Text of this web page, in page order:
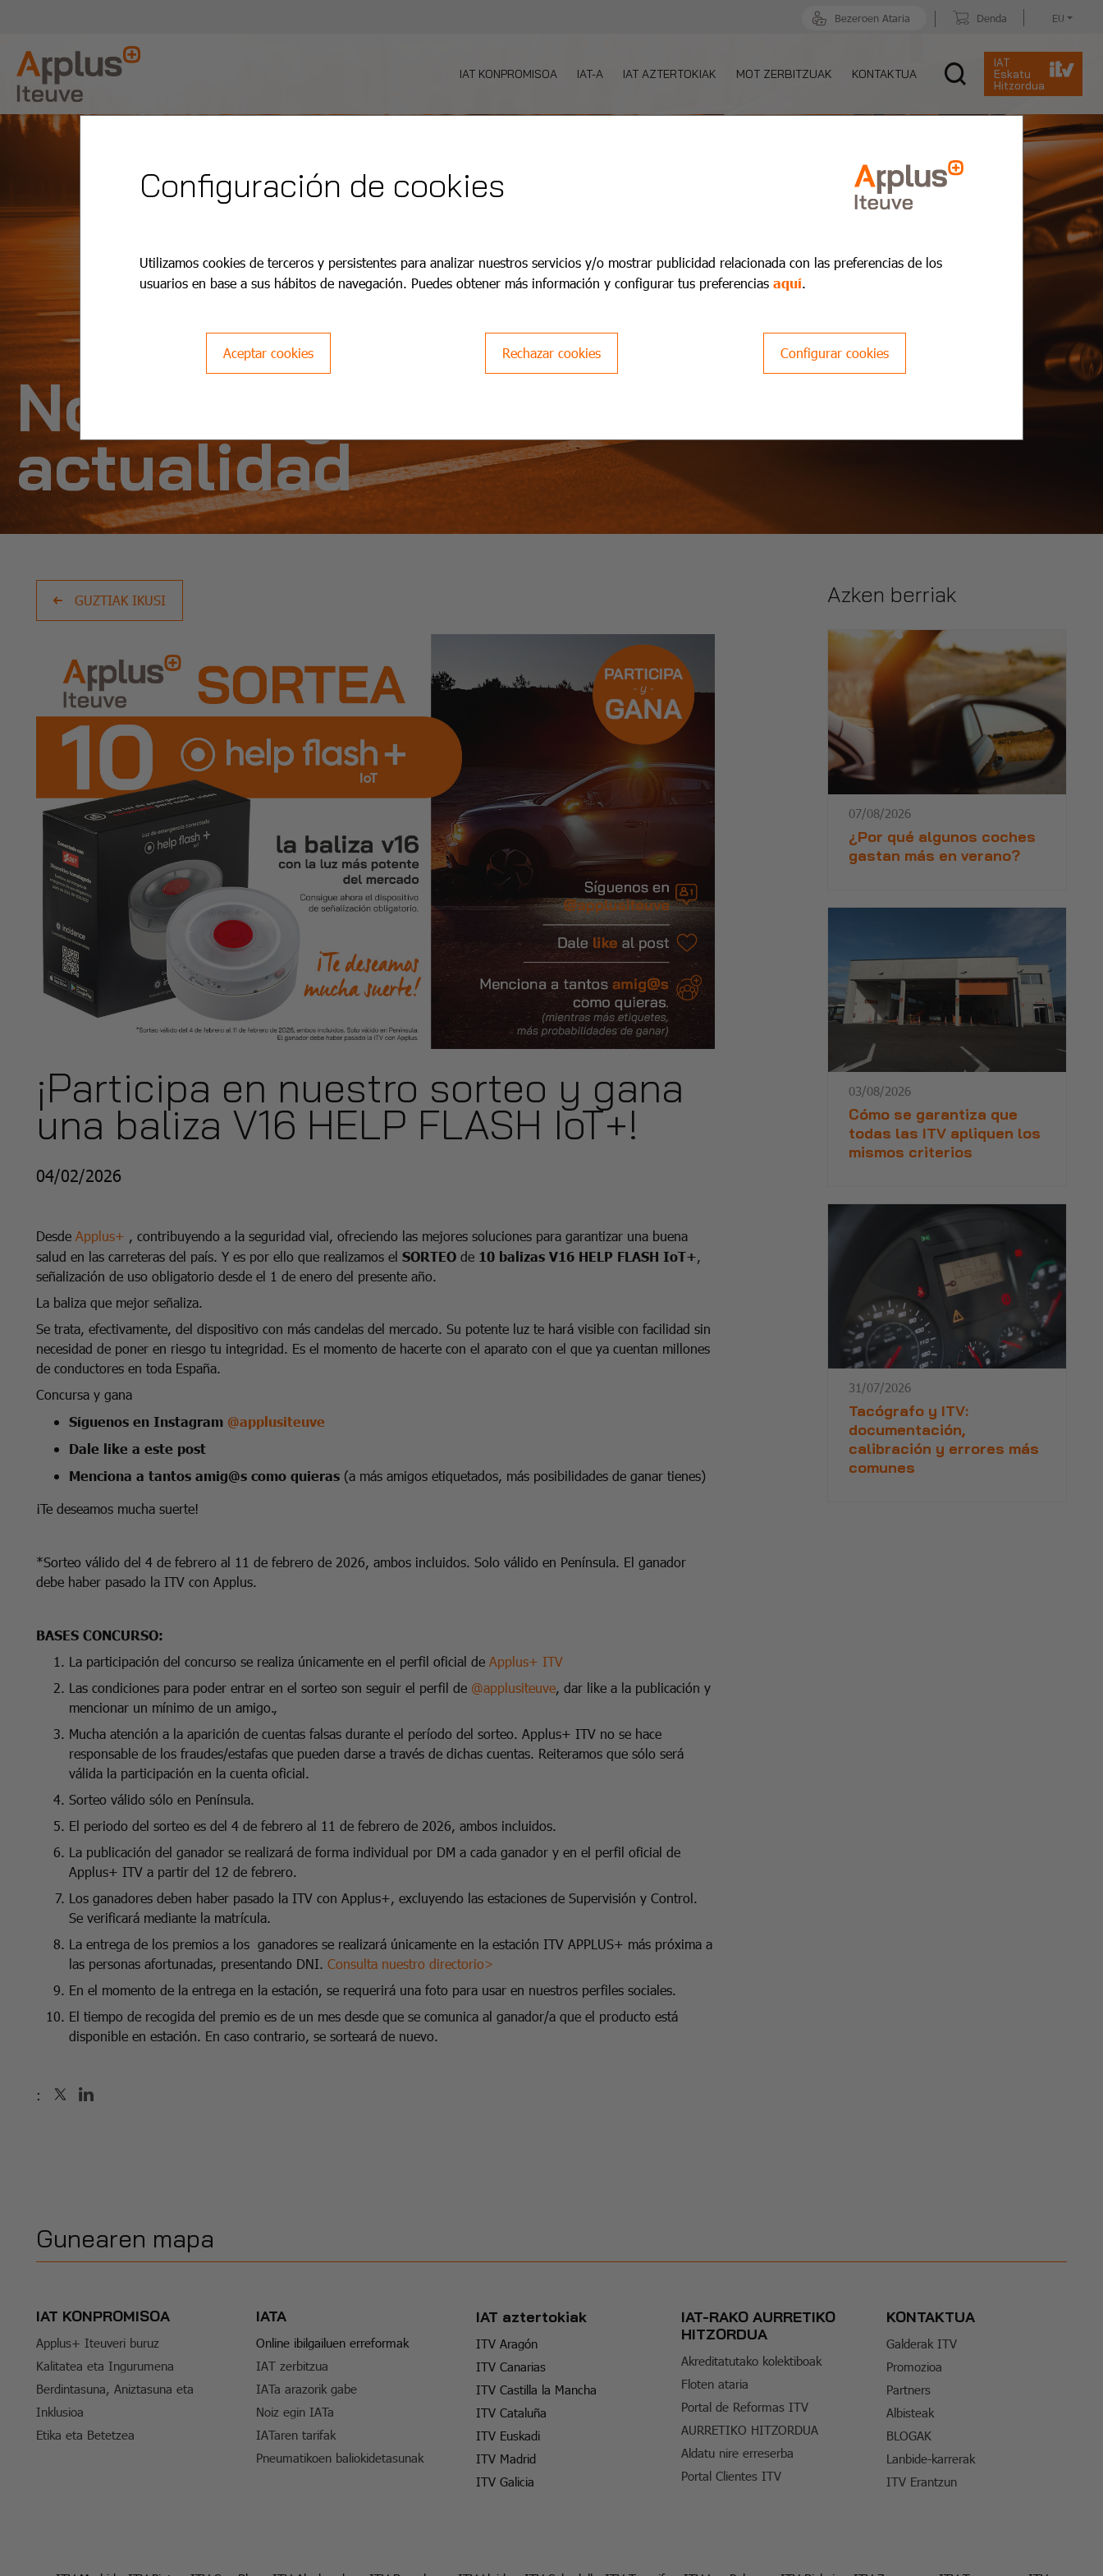
Bezeroen Ataria Denda EU
IAT KONPROMISOA IAT-A IAT AZTERTOKIAK MOT ZERBITZUAK KONTAKTUA
IAT
Eskatu
Hitzordua
Noticias y
actualidad
GUZTIAK IKUSI
¡Participa en nuestro sorteo y gana
una baliza V16 HELP FLASH IoT+!
04/02/2026
Desde Applus+ , contribuyendo a la seguridad vial, ofreciendo las mejores soluciones para garantizar una buena
salud en las carreteras del país. Y es por ello que realizamos el SORTEO de 10 balizas V16 HELP FLASH IoT+,
señalización de uso obligatorio desde el 1 de enero del presente año.
La baliza que mejor señaliza.
Se trata, efectivamente, del dispositivo con más candelas del mercado. Su potente luz te hará visible con facilidad sin
necesidad de poner en riesgo tu integridad. Es el momento de hacerte con el aparato con el que ya cuentan millones
de conductores en toda España.
Concursa y gana
Síguenos en Instagram @applusiteuve
Dale like a este post
Menciona a tantos amig@s como quieras (a más amigos etiquetados, más posibilidades de ganar tienes)
¡Te deseamos mucha suerte!
*Sorteo válido del 4 de febrero al 11 de febrero de 2026, ambos incluidos. Solo válido en Península. El ganador
debe haber pasado la ITV con Applus.
BASES CONCURSO:
La participación del concurso se realiza únicamente en el perfil oficial de Applus+ ITV
Las condiciones para poder entrar en el sorteo son seguir el perfil de @applusiteuve, dar like a la publicación y
mencionar un mínimo de un amigo.,
Mucha atención a la aparición de cuentas falsas durante el período del sorteo. Applus+ ITV no se hace
responsable de los fraudes/estafas que pueden darse a través de dichas cuentas. Reiteramos que sólo será
válida la participación en la cuenta oficial.
Sorteo válido sólo en Península.
El periodo del sorteo es del 4 de febrero al 11 de febrero de 2026, ambos incluidos.
La publicación del ganador se realizará de forma individual por DM a cada ganador y en el perfil oficial de
Applus+ ITV a partir del 12 de febrero.
Los ganadores deben haber pasado la ITV con Applus+, excluyendo las estaciones de Supervisión y Control.
Se verificará mediante la matrícula.
La entrega de los premios a los ganadores se realizará únicamente en la estación ITV APPLUS+ más próxima a
las personas afortunadas, presentando DNI. Consulta nuestro directorio>
En el momento de la entrega en la estación, se requerirá una foto para usar en nuestros perfiles sociales.
El tiempo de recogida del premio es de un mes desde que se comunica al ganador/a que el producto está
disponible en estación. En caso contrario, se sorteará de nuevo.
:
Azken berriak
07/08/2026
¿Por qué algunos coches
gastan más en verano?
03/08/2026
Cómo se garantiza que
todas las ITV apliquen los
mismos criterios
31/07/2026
Tacógrafo y ITV:
documentación,
calibración y errores más
comunes
Gunearen mapa
IAT KONPROMISOA
Applus+ Iteuveri buruz
Kalitatea eta Ingurumena
Berdintasuna, Aniztasuna eta
Inklusioa
Etika eta Betetzea
IATA
Online ibilgailuen erreformak
IAT zerbitzua
IATa arazorik gabe
Noiz egin IATa
IATaren tarifak
Pneumatikoen baliokidetasunak
IAT aztertokiak
ITV Aragón
ITV Canarias
ITV Castilla la Mancha
ITV Cataluña
ITV Euskadi
ITV Madrid
ITV Galicia
IAT-RAKO AURRETIKO
HITZORDUA
Akreditatutako kolektiboak
Floten ataria
Portal de Reformas ITV
AURRETIKO HITZORDUA
Aldatu nire erreserba
Portal Clientes ITV
KONTAKTUA
Galderak ITV
Promozioa
Partners
Albisteak
BLOGAK
Lanbide-karrerak
ITV Erantzun
Configuración de cookies
Utilizamos cookies de terceros y persistentes para analizar nuestros servicios y/o mostrar publicidad relacionada con las preferencias de los
usuarios en base a sus hábitos de navegación. Puedes obtener más información y configurar tus preferencias aquí.
Aceptar cookies Rechazar cookies Configurar cookies